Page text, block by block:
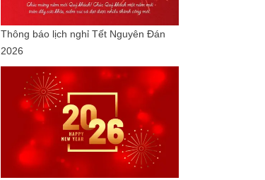
Thông báo lịch nghỉ Tết Nguyên Đán
2026